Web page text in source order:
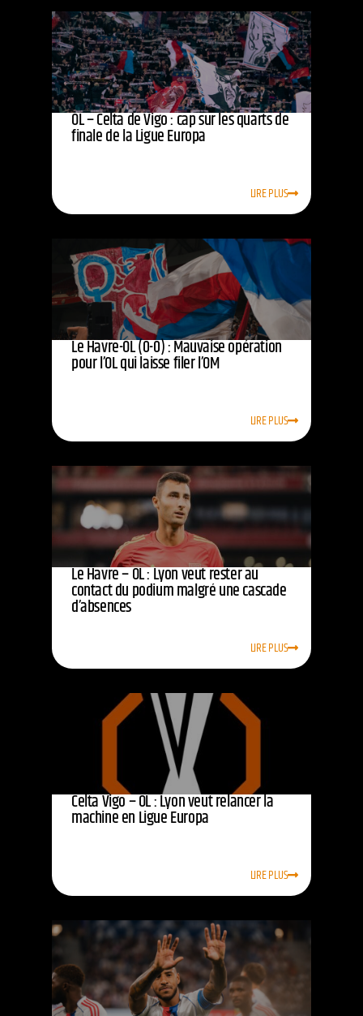
OL – Celta de Vigo : cap sur les quarts de
finale de la Ligue Europa
LIRE PLUS
Le Havre-OL (0-0) : Mauvaise opération
pour l’OL qui laisse filer l’OM
LIRE PLUS
Le Havre – OL : Lyon veut rester au
contact du podium malgré une cascade
d’absences
LIRE PLUS
Celta Vigo – OL : Lyon veut relancer la
machine en Ligue Europa
LIRE PLUS